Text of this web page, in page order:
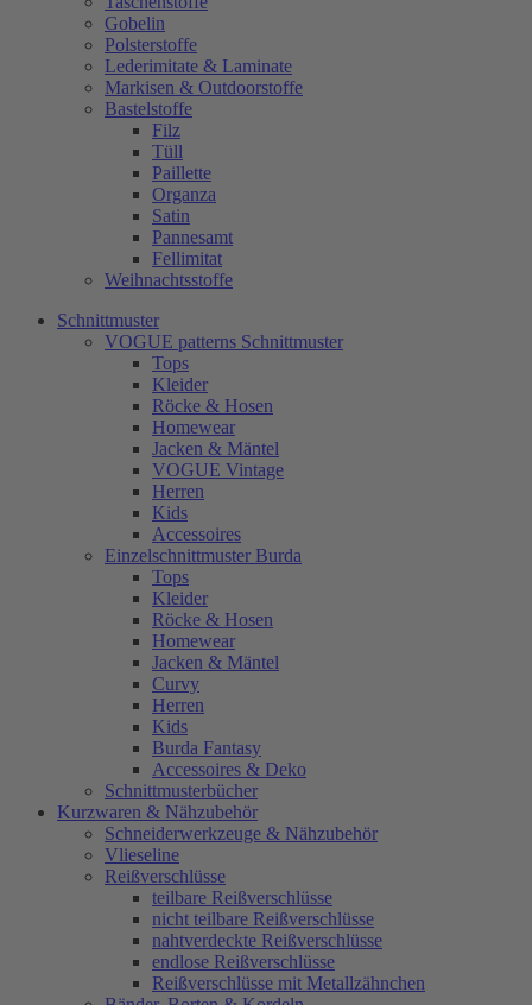
Gobelin
Polsterstoffe
Lederimitate & Laminate
Markisen & Outdoorstoffe
Bastelstoffe
Filz
Tüll
Paillette
Organza
Satin
Pannesamt
Fellimitat
Weihnachtsstoffe
Schnittmuster
VOGUE patterns Schnittmuster
Tops
Kleider
Röcke & Hosen
Homewear
Jacken & Mäntel
VOGUE Vintage
Herren
Kids
Accessoires
Einzelschnittmuster Burda
Tops
Kleider
Röcke & Hosen
Homewear
Jacken & Mäntel
Curvy
Herren
Kids
Burda Fantasy
Accessoires & Deko
Schnittmusterbücher
Kurzwaren & Nähzubehör
Schneiderwerkzeuge & Nähzubehör
Vlieseline
Reißverschlüsse
teilbare Reißverschlüsse
nicht teilbare Reißverschlüsse
nahtverdeckte Reißverschlüsse
endlose Reißverschlüsse
Reißverschlüsse mit Metallzähnchen